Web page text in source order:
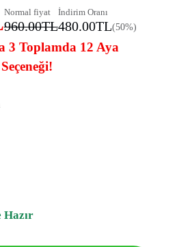
Normal fiyat
960.00TL
İndirim Oranı
480.00TL(50%)
3 Toplamda 12 Aya
Hazır